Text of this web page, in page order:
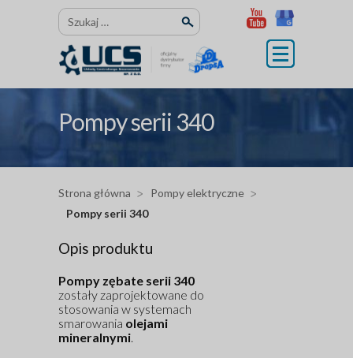
Szukaj:
Pompy serii 340
Strona główna
Pompy elektryczne
Pompy serii 340
Opis produktu
Pompy zębate serii 340
zostały zaprojektowane do
stosowania w systemach
smarowania olejami
mineralnymi.